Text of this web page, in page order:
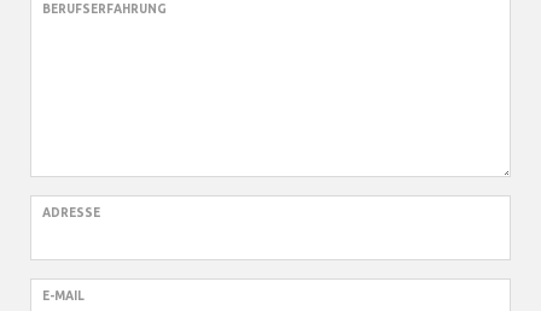
BERUFSERFAHRUNG
ADRESSE
E-MAIL